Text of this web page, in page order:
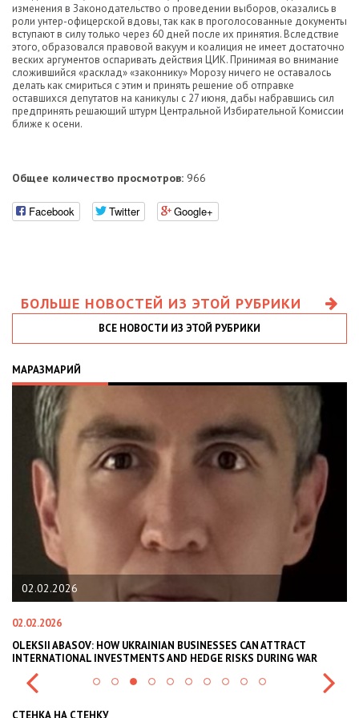
изменения в Законодательство о проведении выборов, оказались в
роли унтер-офицерской вдовы, так как в проголосованные документы
вступают в силу только через 60 дней после их принятия. Вследствие
этого, образовался правовой вакуум и коалиция не имеет достаточно
веских аргументов оспаривать действия ЦИК. Принимая во внимание
сложившийся «расклад» «законнику» Морозу ничего не оставалось
делать как смириться с этим и принять решение об отправке
оставшихся депутатов на каникулы с 27 июня, дабы набравшись сил
предпринять решающий штурм Центральной Избирательной Комиссии
ближе к осени.
Общее количество просмотров: 966
Facebook Twitter Google+
БОЛЬШЕ НОВОСТЕЙ ИЗ ЭТОЙ РУБРИКИ
ВСЕ НОВОСТИ ИЗ ЭТОЙ РУБРИКИ
МАРАЗМАРИЙ
02.02.2026
ABASOV: HOW UKRAINIAN BUSINESSES CAN ATTRACT
INVESTMENTS AND HEDGE RISKS DURING WAR
СТЕНКА НА СТЕНКУ